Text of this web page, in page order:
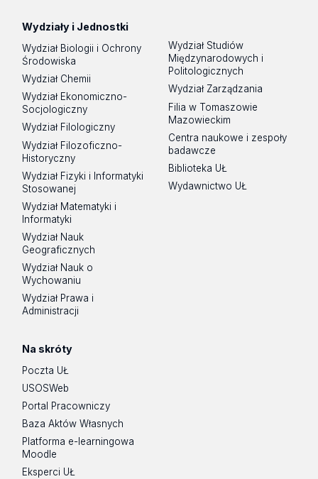
Wydziały i Jednostki
Wydział Biologii i Ochrony
Środowiska
Wydział Chemii
Wydział Ekonomiczno-
Socjologiczny
Wydział Filologiczny
Wydział Filozoficzno-
Historyczny
Wydział Fizyki i Informatyki
Stosowanej
Wydział Matematyki i
Informatyki
Wydział Nauk
Geograficznych
Wydział Nauk o
Wychowaniu
Wydział Prawa i
Administracji
Wydział Studiów
Międzynarodowych i
Politologicznych
Wydział Zarządzania
Filia w Tomaszowie
Mazowieckim
Centra naukowe i zespoły
badawcze
Biblioteka UŁ
Wydawnictwo UŁ
Na skróty
Poczta UŁ
USOSWeb
Portal Pracowniczy
Baza Aktów Własnych
Platforma e-learningowa
Moodle
Eksperci UŁ